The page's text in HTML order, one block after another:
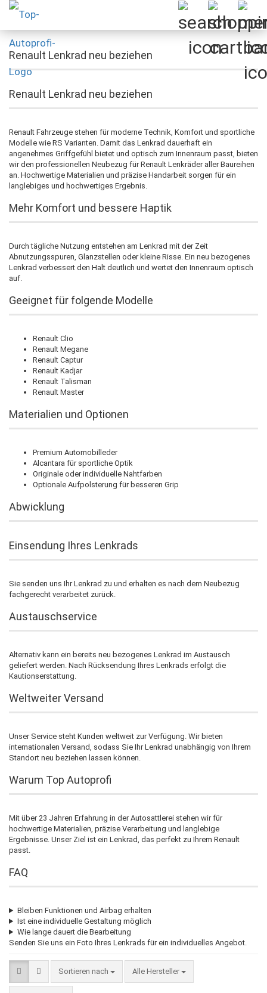
Renault Lenkrad neu beziehen
Renault Lenkrad neu beziehen
Renault Fahrzeuge stehen für moderne Technik, Komfort und sportliche
Modelle wie RS Varianten. Damit das Lenkrad dauerhaft ein
angenehmes Griffgefühl bietet und optisch zum Innenraum passt, bieten
wir den professionellen Neubezug für Renault Lenkräder aller Baureihen
an. Hochwertige Materialien und präzise Handarbeit sorgen für ein
langlebiges und hochwertiges Ergebnis.
Mehr Komfort und bessere Haptik
Durch tägliche Nutzung entstehen am Lenkrad mit der Zeit
Abnutzungsspuren, Glanzstellen oder kleine Risse. Ein neu bezogenes
Lenkrad verbessert den Halt deutlich und wertet den Innenraum optisch
auf.
Geeignet für folgende Modelle
Renault Clio
Renault Megane
Renault Captur
Renault Kadjar
Renault Talisman
Renault Master
Materialien und Optionen
Premium Automobilleder
Alcantara für sportliche Optik
Originale oder individuelle Nahtfarben
Optionale Aufpolsterung für besseren Grip
Abwicklung
Einsendung Ihres Lenkrads
Sie senden uns Ihr Lenkrad zu und erhalten es nach dem Neubezug
fachgerecht verarbeitet zurück.
Austauschservice
Alternativ kann ein bereits neu bezogenes Lenkrad im Austausch
geliefert werden. Nach Rücksendung Ihres Lenkrads erfolgt die
Kautionserstattung.
Weltweiter Versand
Unser Service steht Kunden weltweit zur Verfügung. Wir bieten
internationalen Versand, sodass Sie Ihr Lenkrad unabhängig von Ihrem
Standort neu beziehen lassen können.
Warum Top Autoprofi
Mit über 23 Jahren Erfahrung in der Autosattlerei stehen wir für
hochwertige Materialien, präzise Verarbeitung und langlebige
Ergebnisse. Unser Ziel ist ein Lenkrad, das perfekt zu Ihrem Renault
passt.
FAQ
Bleiben Funktionen und Airbag erhalten
Ist eine individuelle Gestaltung möglich
Wie lange dauert die Bearbeitung
Senden Sie uns ein Foto Ihres Lenkrads für ein individuelles Angebot.
Sortieren nach
Sortieren nach Alle Hersteller